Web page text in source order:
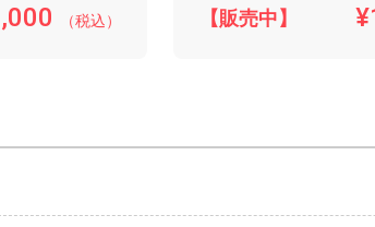
（税込） 【販売中】